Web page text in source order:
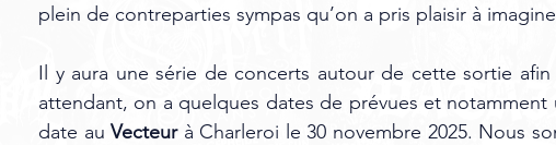
plein de contreparties sympas qu’on a pris plaisir à
Il y aura une série de concerts autour de cette sortie
attendant, on a quelques dates de prévues et notamment
date au Vecteur à Charleroi le 30 novembre 2025. Nous